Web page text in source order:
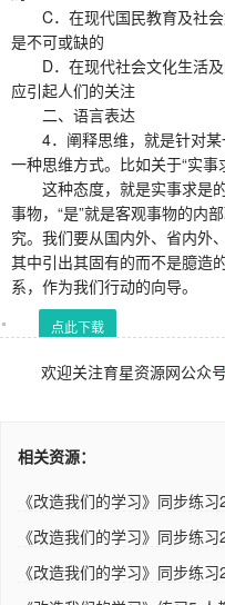
C．在现代国民教育及社会
是不可或缺的
D．在现代社会文化生活及
应引起人们的关注
二、语言表达
4．阐释思维，就是针对某
一种思维方式。比如关于“实事
这种态度，就是实事求是的
事物，“是”就是客观事物的内
究。我们要从国内外、省内外
其中引出其固有的而不是臆造
系，作为我们行动的向导。
点此下载
欢迎关注育星资源网公众号
相关资源：
《改造我们的学习》同步练
《改造我们的学习》同步练
《改造我们的学习》同步练